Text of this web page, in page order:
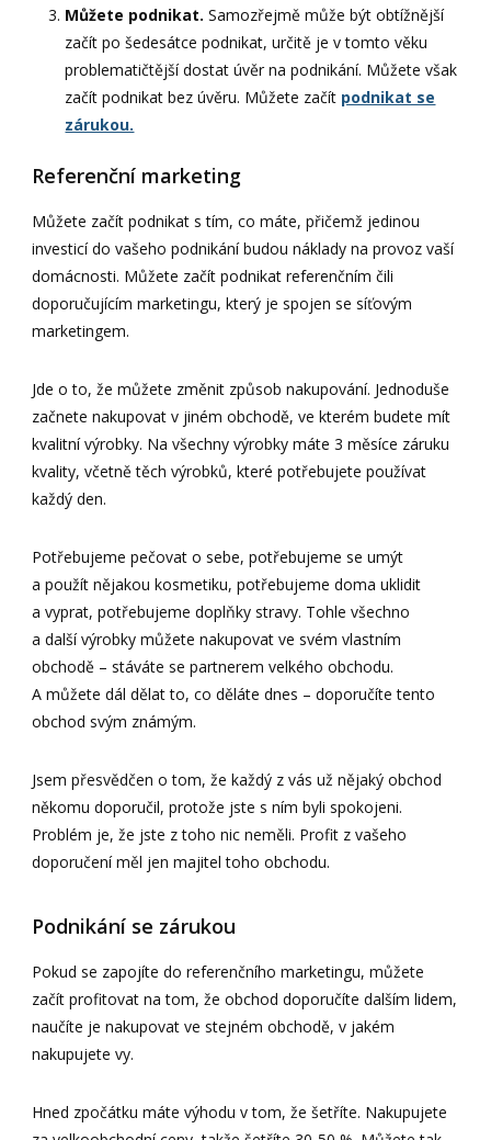
Můžete podnikat. Samozřejmě může být obtížnější
začít po šedesátce podnikat, určitě je v tomto věku
problematičtější dostat úvěr na podnikání. Můžete však
začít podnikat bez úvěru. Můžete začít podnikat se
zárukou.
Referenční marketing
Můžete začít podnikat s tím, co máte, přičemž jedinou
investicí do vašeho podnikání budou náklady na provoz vaší
domácnosti. Můžete začít podnikat referenčním čili
doporučujícím marketingu, který je spojen se síťovým
marketingem.
Jde o to, že můžete změnit způsob nakupování. Jednoduše
začnete nakupovat v jiném obchodě, ve kterém budete mít
kvalitní výrobky. Na všechny výrobky máte 3 měsíce záruku
kvality, včetně těch výrobků, které potřebujete používat
každý den.
Potřebujeme pečovat o sebe, potřebujeme se umýt
a použít nějakou kosmetiku, potřebujeme doma uklidit
a vyprat, potřebujeme doplňky stravy. Tohle všechno
a další výrobky můžete nakupovat ve svém vlastním
obchodě – stáváte se partnerem velkého obchodu.
A můžete dál dělat to, co děláte dnes – doporučíte tento
obchod svým známým.
Jsem přesvědčen o tom, že každý z vás už nějaký obchod
někomu doporučil, protože jste s ním byli spokojeni.
Problém je, že jste z toho nic neměli. Profit z vašeho
doporučení měl jen majitel toho obchodu.
Podnikání se zárukou
Pokud se zapojíte do referenčního marketingu, můžete
začít profitovat na tom, že obchod doporučíte dalším lidem,
naučíte je nakupovat ve stejném obchodě, v jakém
nakupujete vy.
Hned zpočátku máte výhodu v tom, že šetříte. Nakupujete